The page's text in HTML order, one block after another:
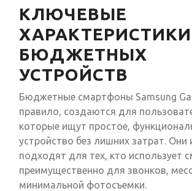
КЛЮЧЕВЫЕ
ХАРАКТЕРИСТИКИ
БЮДЖЕТНЫХ
УСТРОЙСТВ
Бюджетные смартфоны Samsung
правило, создаются для
которые ищут простое,
устройство без лишних затрат. Они
подходят для тех, кто использует
преимущественно для звонков,
минимальной фотосъемки.